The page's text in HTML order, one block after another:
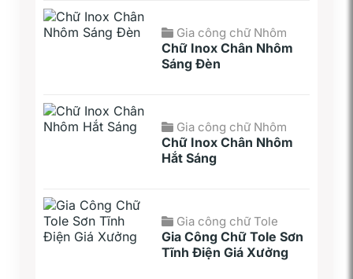
Gia công chữ Nhôm
Chữ Inox Chân Nhôm
Sáng Đèn
Gia công chữ Nhôm
Chữ Inox Chân Nhôm
Hắt Sáng
Gia công chữ Tole
Gia Công Chữ Tole Sơn
Tĩnh Điện Giá Xưởng